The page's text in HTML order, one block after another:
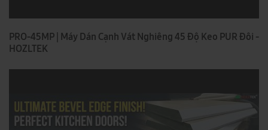
PRO-45MP | Máy Dán Cạnh Vát Nghiêng 45 Độ Keo PUR Đôi -
HOZLTEK